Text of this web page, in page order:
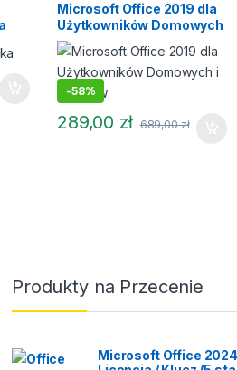
Microsoft Office 2019 dla
Użytkowników Domowych
i Uczniów
-58%
289,00 zł 689,00zł
Produkty na Przecenie
Microsoft Office